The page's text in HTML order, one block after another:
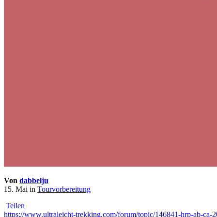
Von dabbelju
15. Mai in Tourvorbereitung
Teilen
https://www.ultraleicht-trekking.com/forum/topic/146841-hrp-ab-